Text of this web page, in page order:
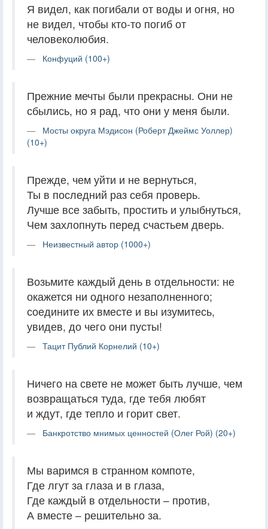
Я видел, как погибали от воды и огня, но
не видел, чтобы кто-то погиб от
человеколюбия.
Конфуций (100+)
Прежние мечты были прекрасны. Они не
сбылись, но я рад, что они у меня были.
Мосты округа Мэдисон (Роберт Джеймс Уоллер)
(10+)
Прежде, чем уйти и не вернуться,
Ты в последний раз себя проверь.
Лучше все забыть, простить и улыбнуться,
Чем захлопнуть перед счастьем дверь.
Неизвестный автор (1000+)
Возьмите каждый день в отдельности: не
окажется ни одного незаполненного;
соедините их вместе и вы изумитесь,
увидев, до чего они пусты!
Тацит Публий Корнелий (10+)
Ничего на свете не может быть лучше, чем
возвращаться туда, где тебя любят
и ждут, где тепло и горит свет.
Банкротство мнимых ценностей (Олег Рой) (20+)
Мы варимся в странном компоте,
Где лгут за глаза и в глаза,
Где каждый в отдельности – против,
А вместе – решительно за.